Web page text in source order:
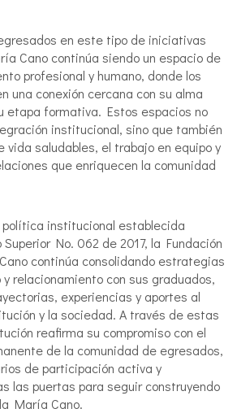
en este tipo de iniciativas
Cano continúa siendo un espacio de
profesional y humano, donde los
una conexión cercana con su alma
etapa formativa. Estos espacios no
institucional, sino que también
vida saludables, el trabajo en equipo y
que enriquecen la comunidad
política institucional establecida
No. 062 de 2017, la Fundación
continúa consolidando estrategias
relacionamiento con sus graduados,
experiencias y aportes al
y la sociedad. A través de estas
reafirma su compromiso con el
de la comunidad de egresados,
de participación activa y
las puertas para seguir construyendo
María Cano.